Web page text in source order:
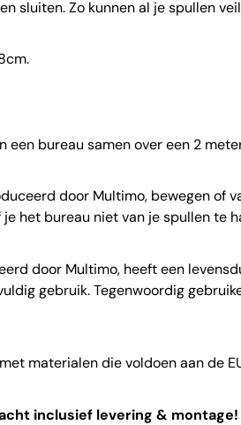
sluiten. Zo kunnen al je spullen
bureau samen over een 2
door Multimo, bewegen of
het bureau niet van je spullen te
door Multimo, heeft een
gebruik. Tegenwoordig
materialen die voldoen aan de
inclusief levering &